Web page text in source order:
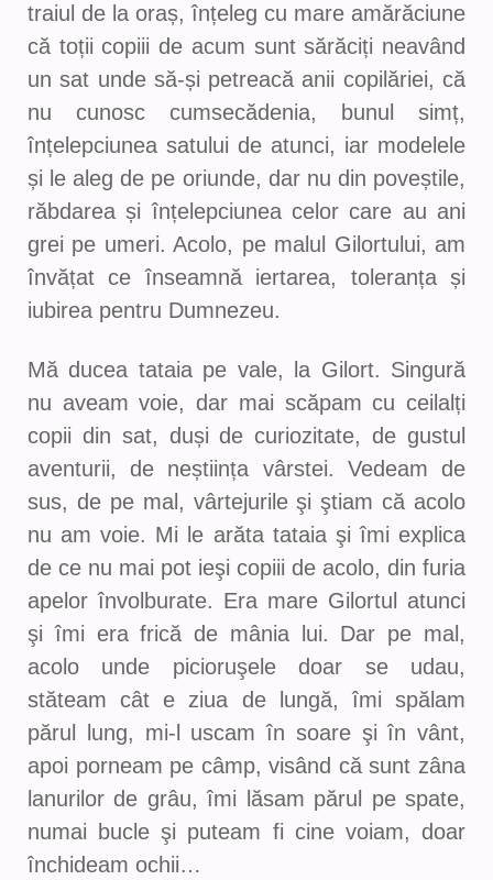
traiul de la oraș, înțeleg cu mare amărăciune
că toții copiii de acum sunt sărăciți neavând
un sat unde să-și petreacă anii copilăriei, că
nu cunosc cumsecădenia, bunul simț,
înțelepciunea satului de atunci, iar modelele
și le aleg de pe oriunde, dar nu din poveștile,
răbdarea și înțelepciunea celor care au ani
grei pe umeri. Acolo, pe malul Gilortului, am
învățat ce înseamnă iertarea, toleranța și
iubirea pentru Dumnezeu.
Mă ducea tataia pe vale, la Gilort. Singură
nu aveam voie, dar mai scăpam cu ceilalți
copii din sat, duși de curiozitate, de gustul
aventurii, de neștiința vârstei. Vedeam de
sus, de pe mal, vârtejurile şi ştiam că acolo
nu am voie. Mi le arăta tataia şi îmi explica
de ce nu mai pot ieşi copiii de acolo, din furia
apelor învolburate. Era mare Gilortul atunci
şi îmi era frică de mânia lui. Dar pe mal,
acolo unde picioruşele doar se udau,
stăteam cât e ziua de lungă, îmi spălam
părul lung, mi-l uscam în soare şi în vânt,
apoi porneam pe câmp, visând că sunt zâna
lanurilor de grâu, îmi lăsam părul pe spate,
numai bucle şi puteam fi cine voiam, doar
închideam ochii…